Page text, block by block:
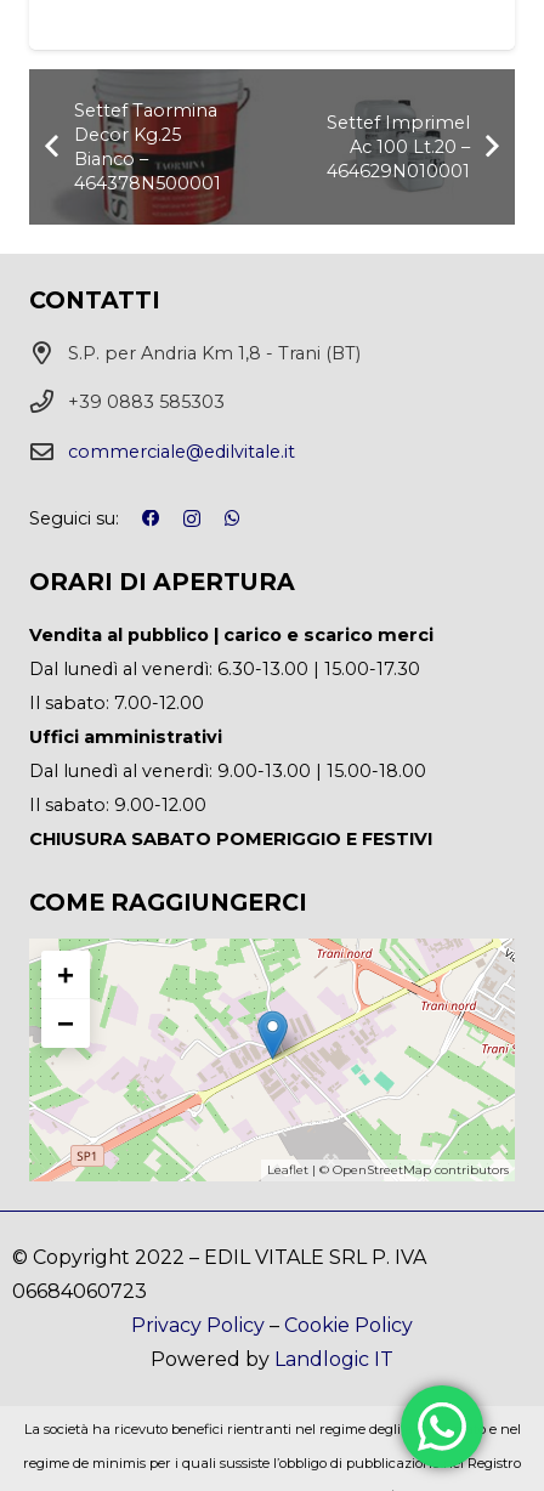
Settef Taormina
Decor Kg.25
Bianco –
464378N500001
Settef Imprimel
Ac 100 Lt.20 –
464629N010001
CONTATTI
S.P. per Andria Km 1,8 - Trani (BT)
+39 0883 585303
commerciale@edilvitale.it
Seguici su:
ORARI DI APERTURA
Vendita al pubblico | carico e scarico merci
Dal lunedì al venerdì: 6.30-13.00 | 15.00-17.30
Il sabato: 7.00-12.00
Uffici amministrativi
Dal lunedì al venerdì: 9.00-13.00 | 15.00-18.00
Il sabato: 9.00-12.00
CHIUSURA SABATO POMERIGGIO E FESTIVI
COME RAGGIUNGERCI
+
−
Leaflet | © OpenStreetMapcontributors
© Copyright 2022 – EDIL VITALE SRL P. IVA
06684060723
Privacy Policy – Cookie Policy
Powered by Landlogic IT
La società ha ricevuto benefici rientranti nel regime degli aiuti di stato e nel
regime de minimis per i quali sussiste l’obbligo di pubblicazione nel Registro